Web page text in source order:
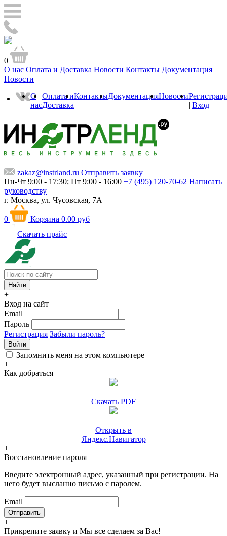
0
О нас Оплата и Доставка Новости Контакты Документация
Новости
О
нас
Оплата и
Доставка
КонтактыДокументацияНовости
| Вход
zakaz@instrland.ru Отправить заявку
Пн-Чт 9:00 - 17:30; Пт 9:00 - 16:00 +7 (495) 120-70-62 Написать
руководству
г. Москва, ул. Чусовская, 7А
0 Корзина 0.00 руб
Скачать прайс
+
Вход на сайт
Email
Пароль
Регистрация Забыли пароль?
Войти
Запомнить меня на этом компьютере
+
Как добраться
Скачать PDF
Открыть в
Яндекс.Навигатор
+
Восстановление пароля
Введите электронный адрес, указанный при регистрации. На
него будет высланно письмо с паролем.
Email
+
Прикрепите заявку и Мы все сделаем за Вас!